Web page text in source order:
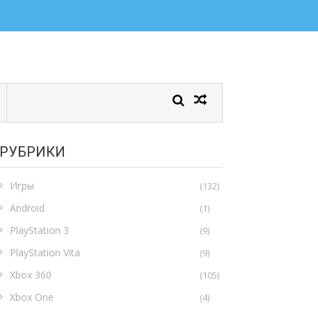
РУБРИКИ
Игры (132)
Android (1)
PlayStation 3 (9)
PlayStation Vita (9)
Xbox 360 (105)
Xbox One (4)